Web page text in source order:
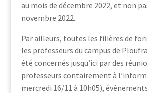
au mois de décembre 2022, et non
novembre 2022.
Par ailleurs, toutes les filières de
les professeurs du campus de
été concernés jusqu’ici par des
professeurs contairement à
mercredi 16/11 à 10h05),